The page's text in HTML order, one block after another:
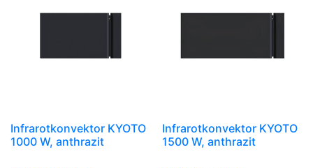
Infrarotkonvektor KYOTO
1000 W, anthrazit
Infrarotkonvektor KYOTO
1500 W, anthrazit